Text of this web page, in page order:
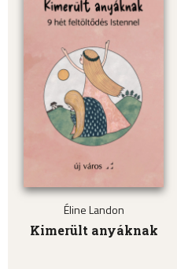
Éline Landon
Kimerült anyáknak